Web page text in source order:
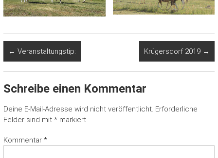
← Veranstaltungstip: Krügersdorf 2019 →
Schreibe einen Kommentar
Deine E-Mail-Adresse wird nicht veröffentlicht. Erforderliche
Felder sind mit *markiert
Kommentar *